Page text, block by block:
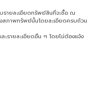
รายละเอียดทรัพย์สินที่จะซื้อ ณ
สภาพทรัพย์นั้นโดยละเอียดครบถ้วน
ะรายละเอียดอื่น ๆ โดยไม่ต้องแจ้ง